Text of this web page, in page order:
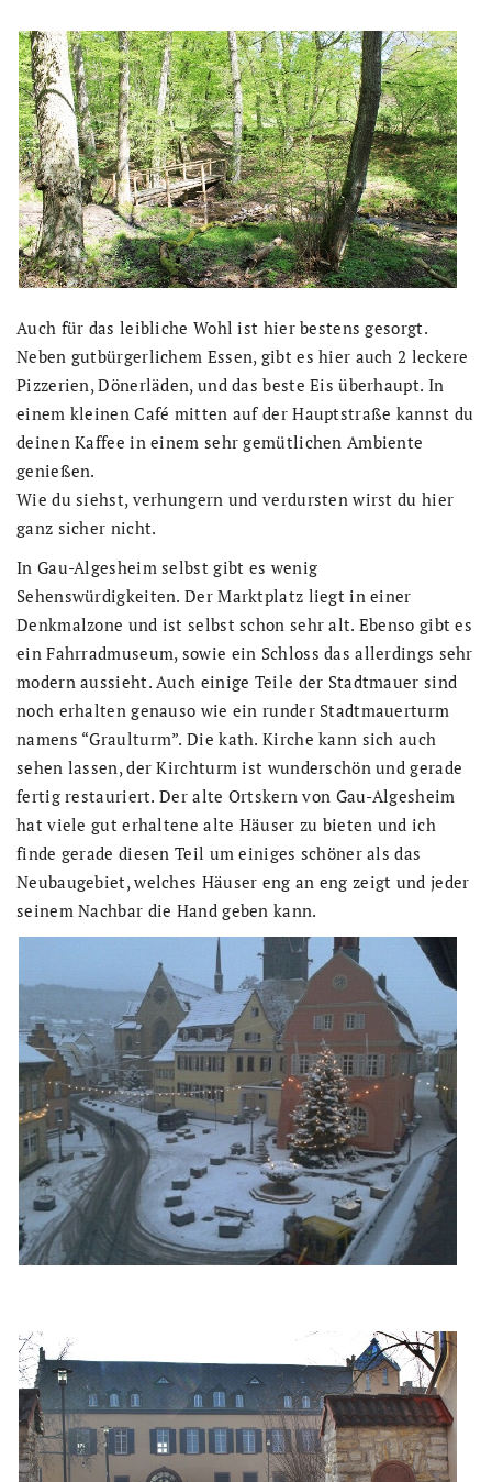
Auch für das leibliche Wohl ist hier bestens gesorgt.
Neben gutbürgerlichem Essen, gibt es hier auch 2 leckere
Pizzerien, Dönerläden, und das beste Eis überhaupt. In
einem kleinen Café mitten auf der Hauptstraße kannst du
deinen Kaffee in einem sehr gemütlichen Ambiente
genießen.
Wie du siehst, verhungern und verdursten wirst du hier
ganz sicher nicht.
In Gau-Algesheim selbst gibt es wenig
Sehenswürdigkeiten. Der Marktplatz liegt in einer
Denkmalzone und ist selbst schon sehr alt. Ebenso gibt es
ein Fahrradmuseum, sowie ein Schloss das allerdings sehr
modern aussieht. Auch einige Teile der Stadtmauer sind
noch erhalten genauso wie ein runder Stadtmauerturm
namens “Graulturm”. Die kath. Kirche kann sich auch
sehen lassen, der Kirchturm ist wunderschön und gerade
fertig restauriert. Der alte Ortskern von Gau-Algesheim
hat viele gut erhaltene alte Häuser zu bieten und ich
finde gerade diesen Teil um einiges schöner als das
Neubaugebiet, welches Häuser eng an eng zeigt und jeder
seinem Nachbar die Hand geben kann.